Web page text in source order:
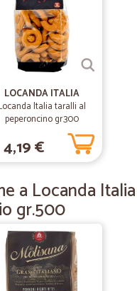
30/06/2019
sarebbe da esempio
19/02/2019
LOCANDA ITALIA
Italia taralli al
peperoncino gr.300
4,19 €
a Locanda Italia
gr.500